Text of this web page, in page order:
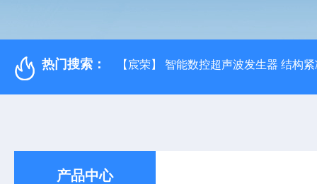
热门搜索： 【宸荣】 智能数控超声波发生器 结构
产品中心